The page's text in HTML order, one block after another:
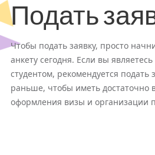
Подать
Чтобы подать заявку, просто
анкету сегодня. Если вы
студентом, рекомендуется подать
раньше, чтобы иметь достаточно
оформления визы и организации